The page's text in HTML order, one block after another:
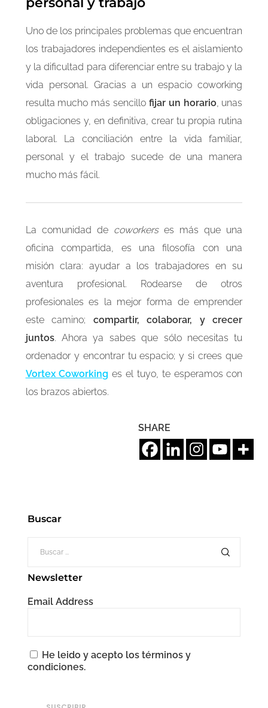
Uno de los principales problemas que encuentran
los trabajadores independientes es el aislamiento
y la dificultad para diferenciar entre su trabajo y la
vida personal. Gracias a un espacio coworking
resulta mucho más sencillo fijar un horario , unas
obligaciones y, en definitiva, crear tu propia rutina
laboral. La conciliación entre la vida familiar,
personal y el trabajo sucede de una manera
mucho más fácil.
La comunidad de coworkerses más que una
oficina compartida, es una filosofía con una
misión clara: ayudar a los trabajadores en su
aventura profesional. Rodearse de otros
profesionales es la mejor forma de emprender
este camino; compartir, colaborar, y crecer
juntos. Ahora ya sabes que sólo necesitas tu
ordenador y encontrar tu espacio; y si crees que
Vortex Coworking es el tuyo, te esperamos con
los brazos abiertos.
SHARE
Buscar
Newsletter
Email Address
He leido y acepto los términos y
condiciones.